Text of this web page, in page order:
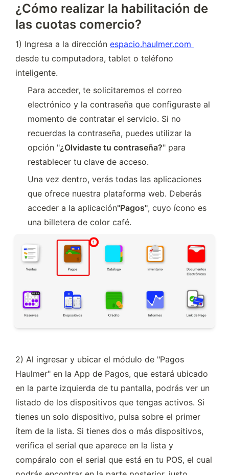
¿Cómo realizar la habilitación de
las cuotas comercio?
1) Ingresa a la dirección
desde tu computadora, tablet o teléfono
inteligente.
Para acceder, te solicitaremos el correo
electrónico y la contraseña que configuraste al
momento de contratar el servicio. Si no
recuerdas la contraseña, puedes utilizar la
opción "¿Olvidaste tu contraseña?" para
restablecer tu clave de acceso.
Una vez dentro, verás todas las aplicaciones
que ofrece nuestra plataforma web. Deberás
acceder a la aplicación"Pagos", cuyo ícono es
una billetera de color café.
2) Al ingresar y ubicar el módulo de "Pagos
Haulmer" en la App de Pagos, que estará ubicado
en la parte izquierda de tu pantalla, podrás ver un
listado de los dispositivos que tengas activos. Si
tienes un solo dispositivo, pulsa sobre el primer
ítem de la lista. Si tienes dos o más dispositivos,
verifica el serial que aparece en la lista y
compáralo con el serial que está en tu POS, el cual